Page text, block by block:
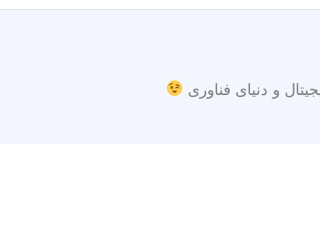
و دنیای فناوری